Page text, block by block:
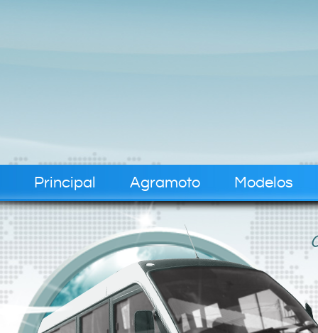
Principal Agramoto Modelos